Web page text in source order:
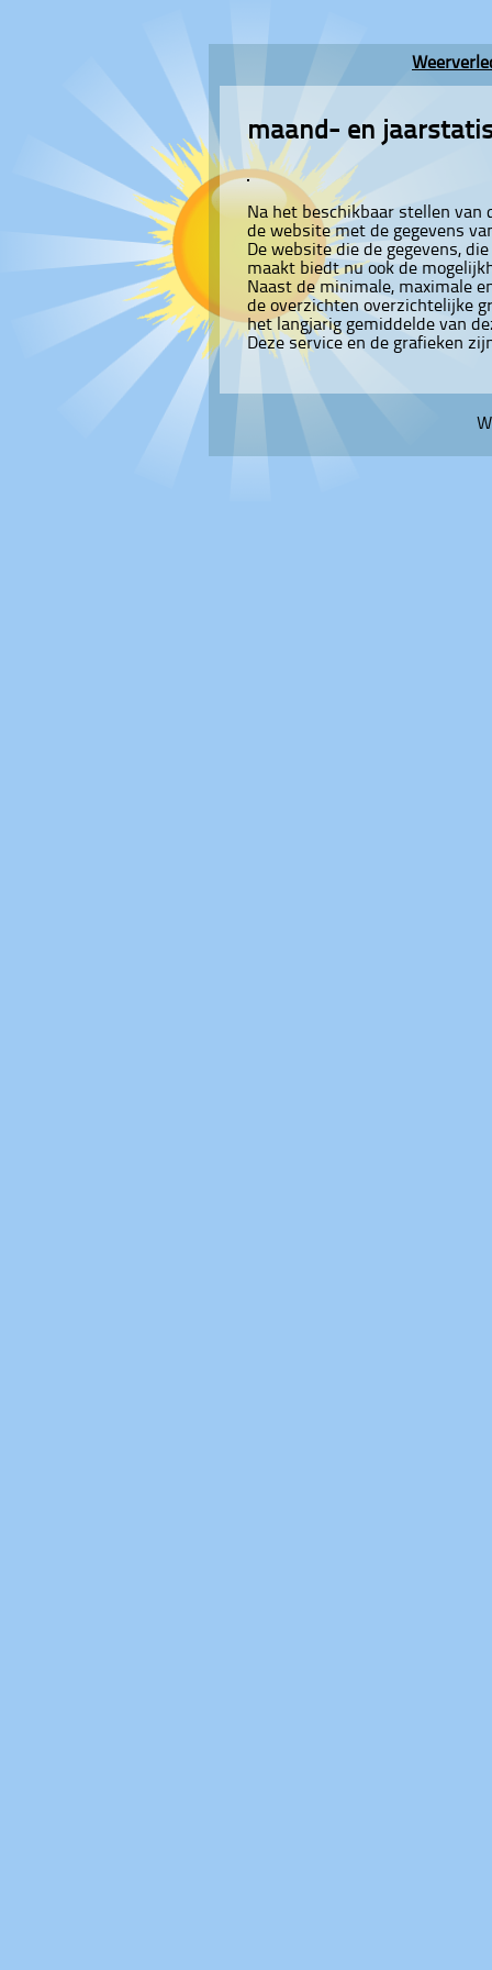
maand- en
Na het beschikbaar stellen
de website met de gegevens
De website die de gegevens,
maakt biedt nu ook de
Naast de minimale, maximale
de overzichten overzichtelijke
het langjarig gemiddelde van
Deze service en de grafieken